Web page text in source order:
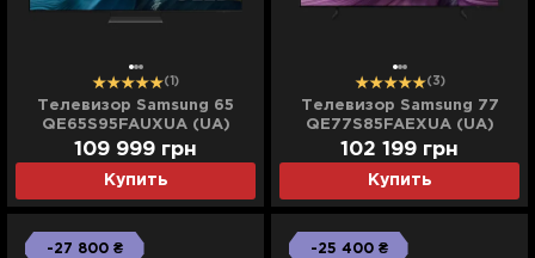
(1)
Телевизор Samsung 65
QE65S95FAUXUA (UA)
Купить
109 999 грн
(3)
Телевизор Samsung 77
QE77S85FAEXUA (UA)
Купить
102 199 грн
-27 800 ₴ -25 400 ₴